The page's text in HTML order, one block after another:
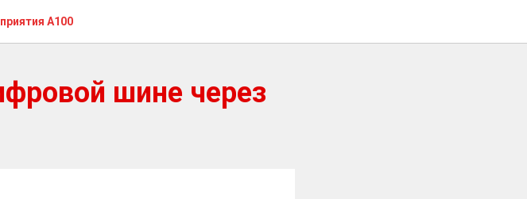
А100
шине через